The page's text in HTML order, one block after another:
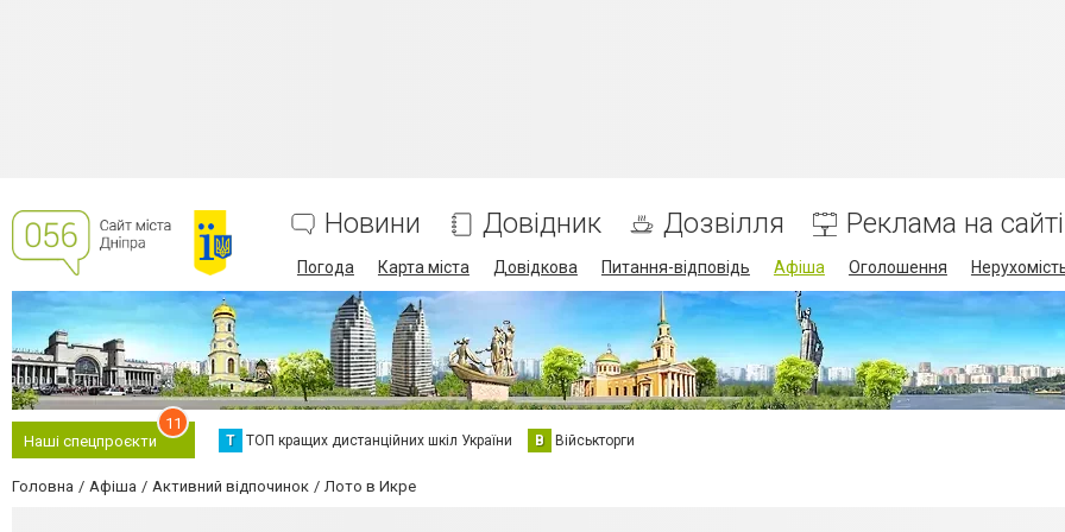
Новини Довідник Дозвілля Реклама на сайті
Погода Карта міста Довідкова Питання-відповідь Афіша Оголошення
Наші спецпроєкти
11
Т ТОП кращих дистанційних шкіл України В Військторги
Головна Афіша Активний відпочинок Лото в Икре